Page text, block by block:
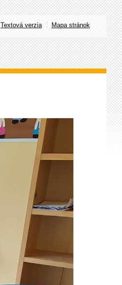
Textová verzia Mapa stránok